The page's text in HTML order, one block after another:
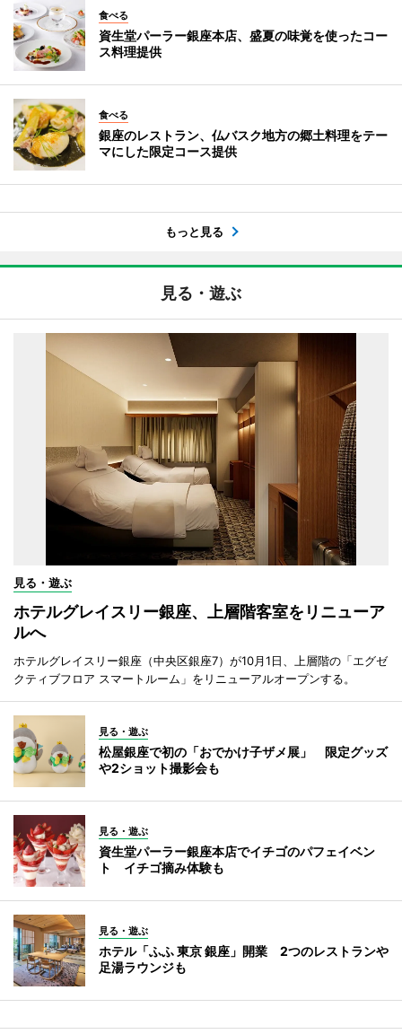
食べる
資生堂パーラー銀座本店、盛夏の味覚を使ったコー
ス料理提供
食べる
銀座のレストラン、仏バスク地方の郷土料理をテー
マにした限定コース提供
もっと見る
見る・遊ぶ
見る・遊ぶ
ホテルグレイスリー銀座、上層階客室をリニューア
ルへ
ホテルグレイスリー銀座（中央区銀座7）が10月1日、上層階の「エグゼ
クティブフロア スマートルーム」をリニューアルオープンする。
見る・遊ぶ
松屋銀座で初の「おでかけ子ザメ展」 限定グッズ
や2ショット撮影会も
見る・遊ぶ
資生堂パーラー銀座本店でイチゴのパフェイベン
ト イチゴ摘み体験も
見る・遊ぶ
ホテル「ふふ 東京 銀座」開業 2つのレストランや
足湯ラウンジも